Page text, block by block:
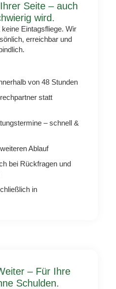
Seite – auch
wird.
Eintagsfliege. Wir
erreichbar und
von 48 Stunden
statt
– schnell &
Ablauf
bei Rückfragen und
in
– Für Ihre
Schulden.